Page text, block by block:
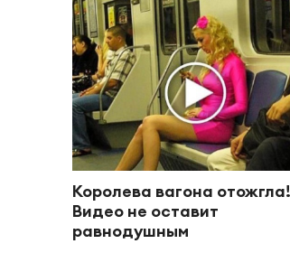
Королева вагона отожгла!
Видео не оставит
равнодушным